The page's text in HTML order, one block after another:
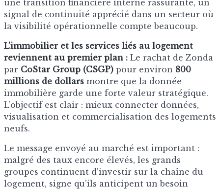
une transition financière interne rassurante, un
signal de continuité apprécié dans un secteur où
la visibilité opérationnelle compte beaucoup.
L’immobilier et les services liés au logement
reviennent au premier plan : Le rachat de Zonda
par CoStar Group (CSGP) pour environ 800
millions de dollars montre que la donnée
immobilière garde une forte valeur stratégique.
L’objectif est clair : mieux connecter données,
visualisation et commercialisation des logements
neufs.
Le message envoyé au marché est important :
malgré des taux encore élevés, les grands
groupes continuent d’investir sur la chaîne du
logement, signe qu’ils anticipent un besoin